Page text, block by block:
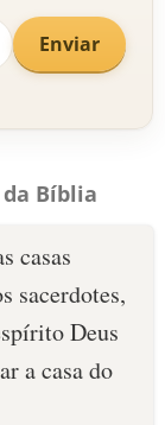
Enviar
Bíblia
casas
sacerdotes,
Deus
a casa do